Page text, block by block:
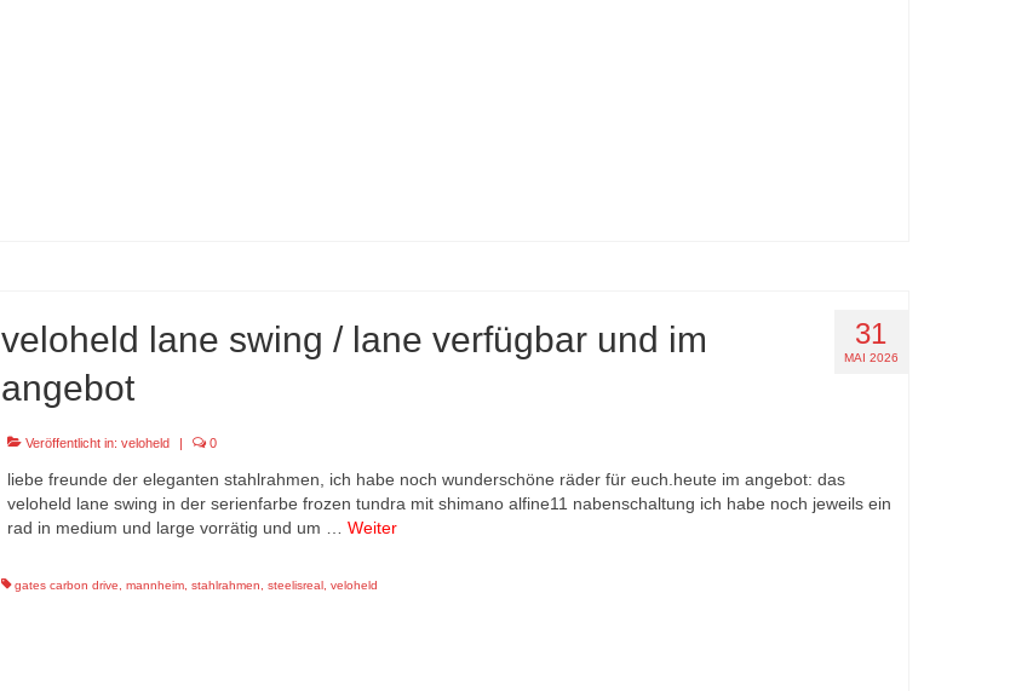
31
MAI 2026
veloheld lane swing / lane verfügbar und im
angebot
Veröffentlicht in:veloheld 0
liebe freunde der eleganten stahlrahmen, ich habe noch wunderschöne räder für euch.heute im angebot: das
veloheld lane swing in der serienfarbe frozen tundra mit shimano alfine11 nabenschaltung ich habe noch jeweils ein
rad in medium und large vorrätig und um …Weiter
gates carbon drive,mannheim,stahlrahmen,steelisreal,veloheld